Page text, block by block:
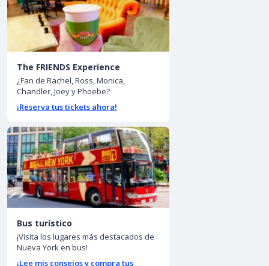
The FRIENDS Experience
¿Fan de Rachel, Ross, Monica,
Chandler, Joey y Phoebe?
¡Reserva tus tickets ahora!
Bus turístico
¡Visita los lugares más destacados de
Nueva York en bus!
¡Lee mis consejos y compra tus